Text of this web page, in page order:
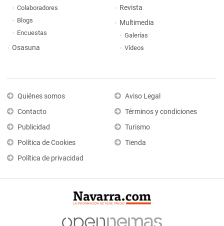
Colaboradores
Blogs
Encuestas
Osasuna
Revista
Multimedia
Galerías
Vídeos
Quiénes somos
Contacto
Publicidad
Política de Cookies
Política de privacidad
Aviso Legal
Términos y condiciones
Turismo
Tienda